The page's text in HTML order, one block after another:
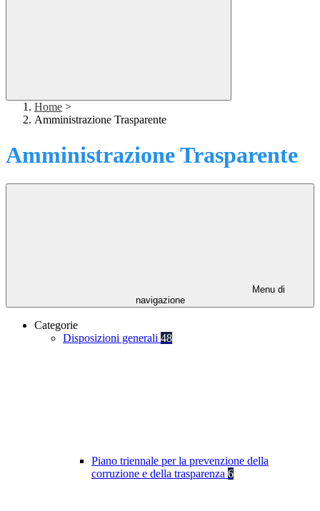
Home >
Amministrazione Trasparente
Amministrazione Trasparente
Menu di
navigazione
Categorie
Disposizioni generali 48
Piano triennale per la prevenzione della
corruzione e della trasparenza 6